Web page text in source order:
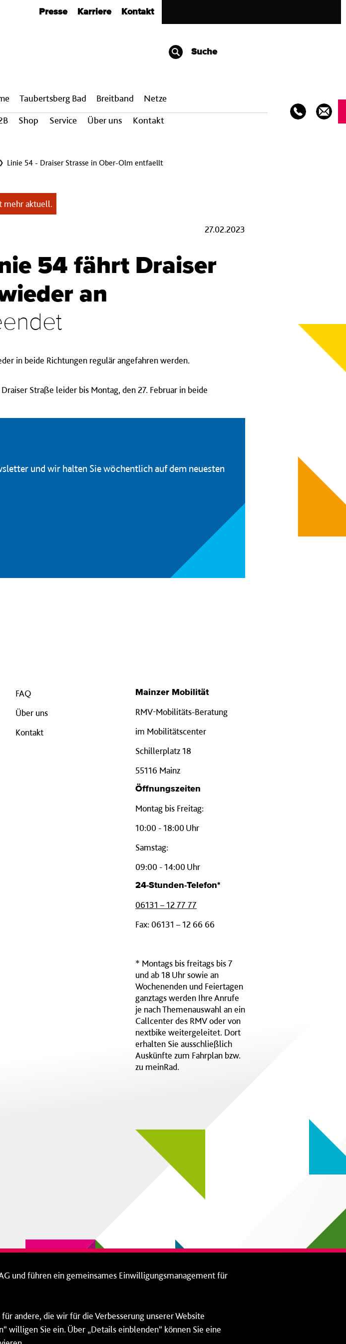
Presse Karriere Kontakt
Suche
Shop Service Über uns Kontakt
Taubertsberg Bad Breit­band Netze
Linie 54 - Draiser Strasse in Ober-Olm entfaellt
mehr aktuell.
27.02.2023
54 fährt Draiser
an
in beide Richtungen regulär angefahren werden.
Straße leider bis Montag, den 27. Februar in beide
und wir halten Sie wöchentlich auf dem neuesten
FAQ
Über uns
Kontakt
Mainzer Mobilität
RMV-Mobilitäts-Beratung
im Mobilitätscenter
Schillerplatz 18
55116 Mainz
Öffnungszeiten
Montag bis Freitag:
10:00 - 18:00 Uhr
Samstag:
09:00 - 14:00 Uhr
24-Stunden-Telefon*
06131 – 12 77 77
Fax: 06131 – 12 66 66
* Montags bis freitags bis 7
und ab 18 Uhr sowie an
Wochenenden und Feiertagen
ganztags werden Ihre Anrufe
je nach Themenauswahl an ein
Callcenter des RMV oder von
nextbike weitergeleitet. Dort
erhalten Sie ausschließlich
Auskünfte zum Fahrplan bzw.
zu meinRad.
und führen ein gemeinsames Einwilligungsmanagement für
andere, die wir für die Verbesserung unserer Website
Sie ein. Über „Details einblenden“ können Sie eine